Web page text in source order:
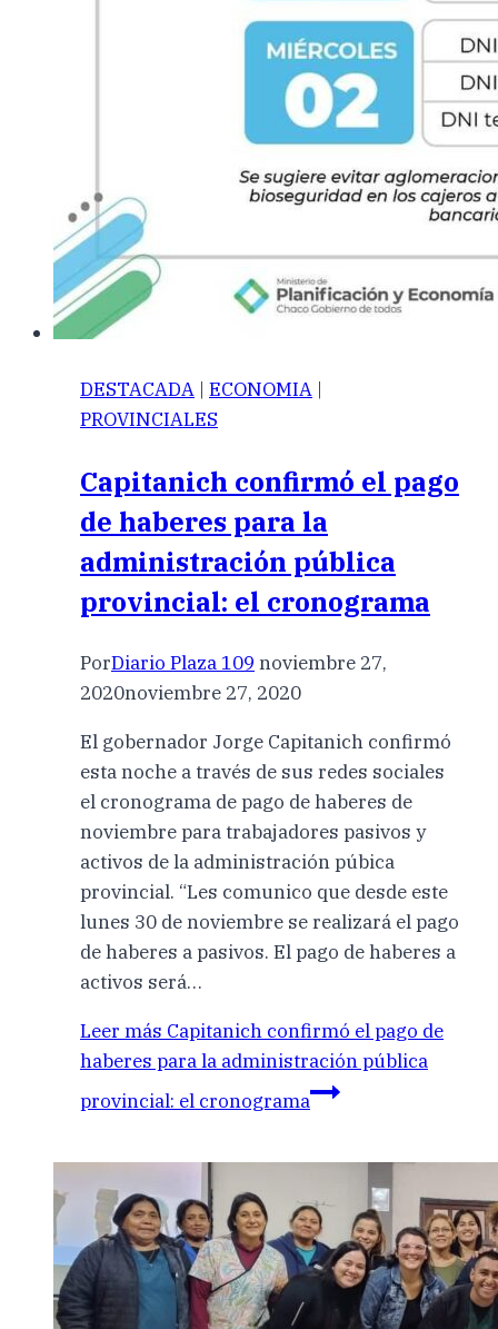
DESTACADA | ECONOMIA |
PROVINCIALES
Capitanich confirmó el pago
de haberes para la
administración pública
provincial: el cronograma
PorDiario Plaza 109 noviembre 27,
2020noviembre 27, 2020
El gobernador Jorge Capitanich confirmó
esta noche a través de sus redes sociales
el cronograma de pago de haberes de
noviembre para trabajadores pasivos y
activos de la administración púbica
provincial. “Les comunico que desde este
lunes 30 de noviembre se realizará el pago
de haberes a pasivos. El pago de haberes a
activos será…
Leer más Capitanich confirmó el pago de
haberes para la administración pública
provincial: el cronograma